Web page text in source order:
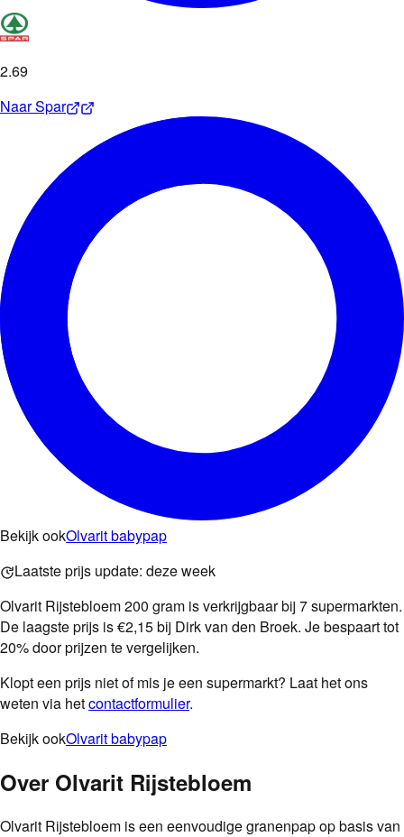
2.69
NaarSpar
Bekijk ookOlvarit babypap
Laatste prijs update: deze week
Olvarit Rijstebloem 200 gram is verkrijgbaar bij 7 supermarkten.
De laagste prijs is €2,15 bij Dirk van den Broek. Je bespaart tot
20% door prijzen te vergelijken.
Klopt een prijs niet of mis je een supermarkt? Laat het ons
weten via hetcontactformulier.
Bekijk ookOlvarit babypap
Over Olvarit Rijstebloem
Olvarit Rijstebloem is een eenvoudige granenpap op basis van